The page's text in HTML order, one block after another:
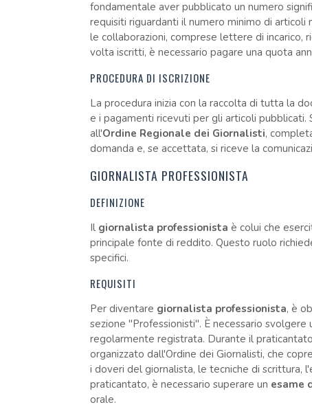
fondamentale aver pubblicato un numero
requisiti riguardanti il numero minimo di
le collaborazioni, comprese lettere di incarico,
volta iscritti, è necessario pagare una quota
PROCEDURA DI ISCRIZIONE
La procedura inizia con la raccolta di tutta la
e i pagamenti ricevuti per gli articoli pubblicati.
all'Ordine Regionale dei Giornalisti,
domanda e, se accettata, si riceve la
GIORNALISTA PROFESSIONISTA
DEFINIZIONE
Il giornalista professionista è colui che
principale fonte di reddito. Questo ruolo
specifici.
REQUISITI
Per diventare giornalista professionista, è
sezione "Professionisti". È necessario
regolarmente registrata. Durante il
organizzato dall'Ordine dei Giornalisti, che
i doveri del giornalista, le tecniche di scrittura,
praticantato, è necessario superare un esame
orale.